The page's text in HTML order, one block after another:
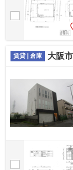
賃貸 | 倉庫 大阪